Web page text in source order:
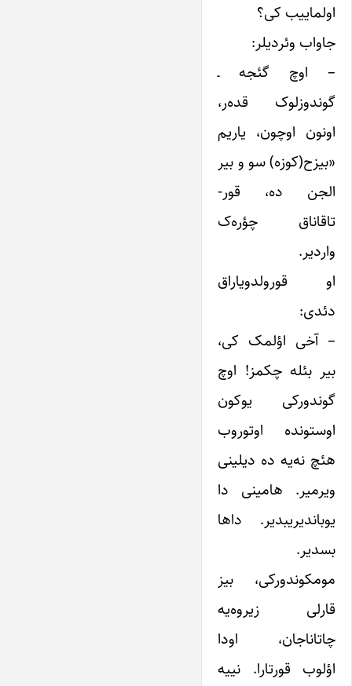
اولماییب کی؟
جاواب وئردیلر:
– اوچ گئجه ـ
گوندوزلوک قده‌ر،
اونون اوچون، یاریم
«بیزح(کوزه) سو و بیر
الجن ده، قور-
تاقاناق چؤره‌ک
واردیر.
او قورولدویاراق
دئدی:
– آخی اؤلمک کی،
بیر بئله چکمز! اوچ
گوندورکی یوکون
اوستونده اوتوروب
هئچ نه‌یه ده دیلینی
ویرمیر. هامینی دا
یوباندیریبدیر. داها
بسدیر.
مومکوندورکی، بیز
قارلی زیروه‌یه
چاتاناجان، اودا
اؤلوب قورتارا. نییه